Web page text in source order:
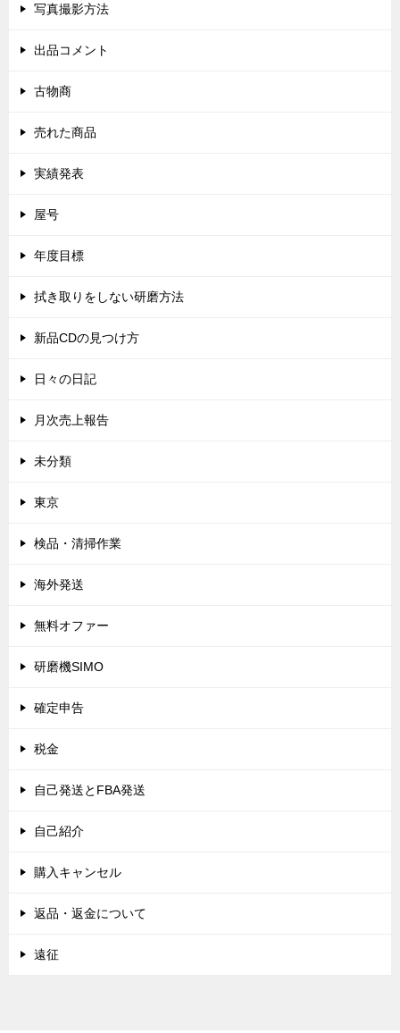
写真撮影方法
出品コメント
古物商
売れた商品
実績発表
屋号
年度目標
拭き取りをしない研磨方法
新品CDの見つけ方
日々の日記
月次売上報告
未分類
東京
検品・清掃作業
海外発送
無料オファー
研磨機SIMO
確定申告
税金
自己発送とFBA発送
自己紹介
購入キャンセル
返品・返金について
遠征